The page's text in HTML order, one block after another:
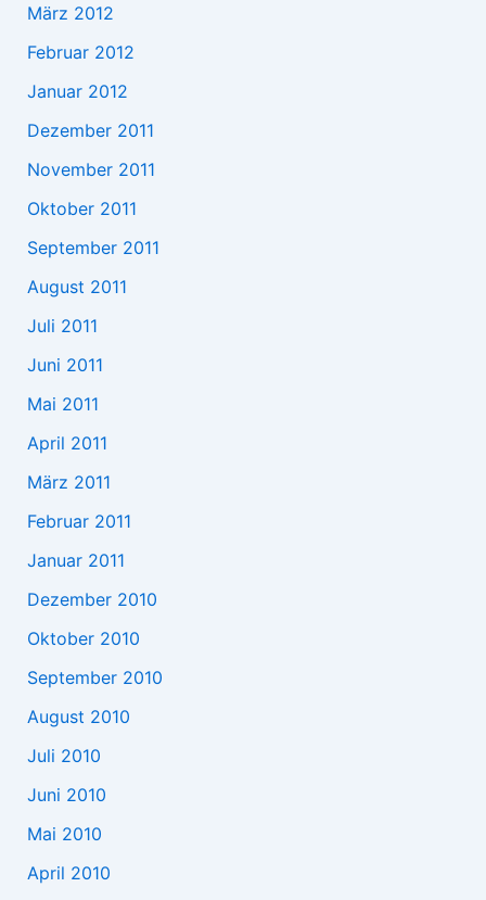
März 2012
Februar 2012
Januar 2012
Dezember 2011
November 2011
Oktober 2011
September 2011
August 2011
Juli 2011
Juni 2011
Mai 2011
April 2011
März 2011
Februar 2011
Januar 2011
Dezember 2010
Oktober 2010
September 2010
August 2010
Juli 2010
Juni 2010
Mai 2010
April 2010